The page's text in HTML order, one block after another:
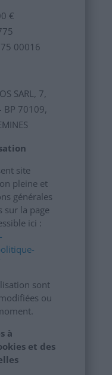
€
00016
SARL, 7,
BP 70109,
site
pleine et
générales
sur la page
ici :
sont
ou
à
et des